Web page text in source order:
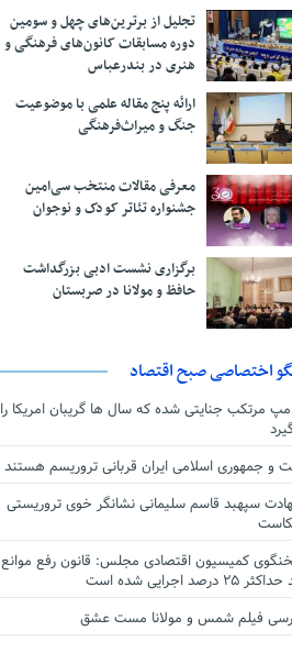
تجلیل از بر‌ترین‌های چهل و سومین
دوره مسابقات کانون‌های فرهنگی و
هنری در بندرعباس
ارائه پنج مقاله علمی با موضوعیت
جنگ و میراث‌فرهنگی
معرفی مقالات منتخب سی‌امین
جشنواره تئاتر کودک و نوجوان
برگزاری نشست ادبی بزرگداشت
حافظ و مولانا در صربستان
اختصاصی صبح اقتصاد
مرتکب جنایتی شده که سال ها گریبان امریکا را
و جمهوری اسلامی ایران قربانی تروریسم هستند
سپهبد قاسم سلیمانی نشانگر خوی تروریستی
کمیسیون اقتصادی مجلس: قانون رفع موانع
۲۵ درصد اجرایی شده است
فیلم شمس و مولانا مست عشق